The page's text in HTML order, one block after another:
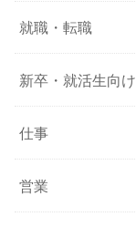
就職・転職
新卒・就活生向け
仕事
営業